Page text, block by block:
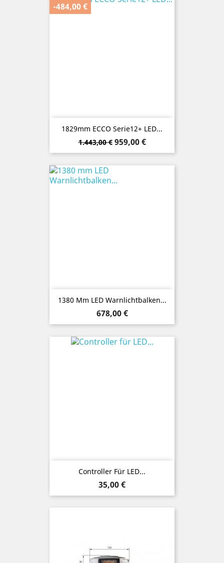
1829mm ECCO Serie12+ LED...
Verkaufspreis
1.443,00 € Preis
959,00 €
-484,00 €
1380 Mm LED Warnlichtbalken...
Preis
678,00 €
Controller Für LED...
Preis
35,00 €